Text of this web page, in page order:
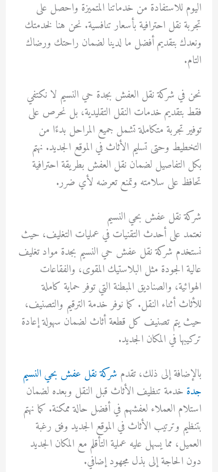
اليوم للاستفادة من خدماتنا المتميزة واحصل على
تجربة نقل احترافية بأسعار تنافسية. نحن هنا لخدمتك
ونعدك بتقديم أفضل ما لدينا لضمان راحتك ورضاك
التام.
نحن في شركة نقل العفش بجدة حي النسيم لا نكتفي
فقط بتقديم خدمات النقل التقليدية، بل نحرص على
توفير تجربة متكاملة تشمل جميع المراحل بدءًا من
التخطيط وحتى تسليم الأثاث في الموقع الجديد. نهتم
بكل التفاصيل لضمان نقل العفش بطريقة احترافية
تحافظ على سلامته وتمنع تعرضه لأي ضرر.
شركة نقل عفش بحي النسيم
نعتمد على أحدث التقنيات في عمليات التغليف، حيث
نستخدم شركة نقل عفش حي النسيم بجدة مواد تغليف
عالية الجودة مثل البلاستيك المقوى، والفقاعات
الهوائية، والصناديق المبطنة التي توفر حماية كاملة
للأثاث أثناء النقل. كما نوفر خدمة الترقيم والتصنيف،
حيث يتم تصنيف كل قطعة أثاث لضمان سهولة إعادة
تركيبها في المكان الجديد.
بالإضافة إلى ذلك، تقدم شركة نقل عفش بحي النسيم
جدة خدمة تنظيف الأثاث قبل النقل وبعده لضمان
استلام العملاء لعفشهم في أفضل حالة ممكنة. كما نهتم
بتنظيم وترتيب الأثاث في الموقع الجديد وفق رغبة
العميل، مما يسهل عليه عملية التأقلم مع المكان الجديد
دون الحاجة إلى بذل مجهود إضافي.